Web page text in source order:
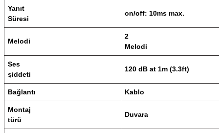
Yanıt
Süresi
on/off: 10ms max.
Melodi
2
Melodi
Ses
şiddeti
120 dB at 1m (3.3ft)
Bağlantı Kablo
Montaj
türü
Duvara